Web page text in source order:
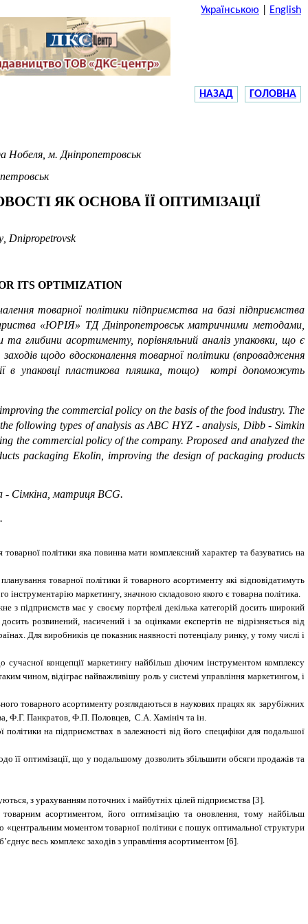
Українською English
НАЗАД ГОЛОВНА
Нобеля, м. Дніпропетровськ
ЯК ОСНОВА ЇЇ ОПТИМІЗАЦІЇ
, Dnipropetrovsk
ITS OPTIMIZATION
товарної політики підприємства на базі підприємства
«ЮРІЯ» ТД Дніпропетровськ матричними методами,
глибини асортименту, порівняльний аналіз упаковки, що є
щодо вдосконалення товарної політики (впровадження
в упаковці пластикова пляшка, тощо) котрі допоможуть
the commercial policy on the basis of the food industry. The
following types of analysis as ABC HYZ - analysis, Dibb - Simkin
the commercial policy of the company. Proposed and analyzed the
packaging Ekolin, improving the design of packaging products
- Сімкіна, матриця BCG.
.
політики яка повинна мати комплексний характер та базуватись на
товарної політики й товарного асортименту які відповідатимуть
інструментарію маркетингу, значною складовою якого є товарна політика.
з підприємств має у своєму портфелі декілька категорій досить широкий
розвинений, насичений і за оцінками експертів не відрізняється від
Для виробників це показник наявності потенціалу ринку, у тому числі і
концепції маркетингу найбільш діючим інструментом комплексу
чином, відіграє найважливішу роль у системі управління маркетингом, і
товарного асортименту розглядаються в наукових працях як зарубіжних
Ф.Г. Панкратов, Ф.П. Половцев, С.А. Хамініч та ін.
на підприємствах в залежності від його специфіки для подальшої
її оптимізації, що у подальшому дозволить збільшити обсяги продажів та
з урахуванням поточних і майбутніх цілей підприємства [3].
асортиментом, його оптимізацію та оновлення, тому найбільш
моментом товарної політики є пошук оптимальної структури
весь комплекс заходів з управління асортиментом [6].